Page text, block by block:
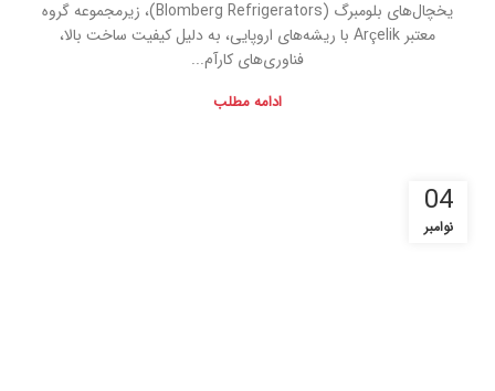
یخچال‌های بلومبرگ (Blomberg Refrigerators)، زیرمجموعه گروه
معتبر Arçelik با ریشه‌های اروپایی، به دلیل کیفیت ساخت بالا،
فناوری‌های کارآم...
ادامه مطلب
04
نوامبر